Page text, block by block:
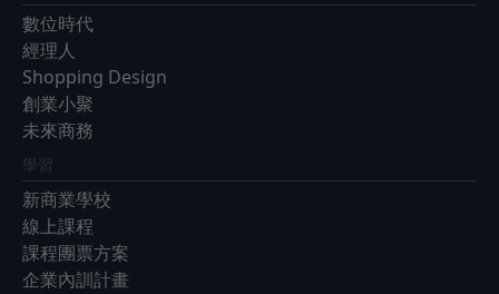
數位時代
經理人
Shopping Design
創業小聚
未來商務
學習
新商業學校
線上課程
課程團票方案
企業內訓計畫